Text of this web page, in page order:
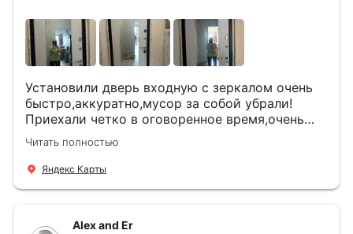
Установили дверь входную с зеркалом очень
быстро,аккуратно,мусор за собой убрали!
Приехали четко в оговоренное время,очень
вежливые,деликатные рабочие .Все
понравилось и дверь ,и работа и цена!
Читать полностью
Яндекс Карты
Alex and Er